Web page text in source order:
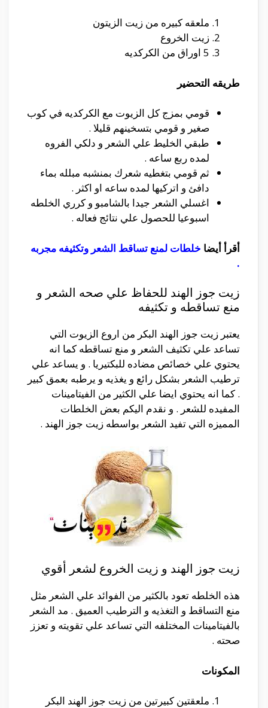
ملعقه كبيره من زيت الزيتون
زيت الخروع
5 اوراق من الكركديه
طريقه التحضير
قومي بمزج كل الزيوت مع الكركديه في كوب
صغير و قومي بتسخينهم قليلا .
طبقي الخليط علي الشعر و دلكي الفروه
لمده ربع ساعه .
ثم قومي بتغطيه شعرك بمنشبه مبلله بماء
دافئ و اتركيها لمده ساعه او اكثر .
اغسلي الشعر جيدا بالشامبو و كرري الخلطه
اسبوعيا للحصول علي نتائج فعاله .
أقرأ أيضا خلطات لمنع تساقط الشعر وتكثيفه مجربه
.
زيت جوز الهند للحفاظ علي صحه الشعر و
منع تساقطه و تكثيفه
يعتبر زيت جوز الهند البكر من اروع الزيوت التي
تساعد علي تكثيف الشعر و منع تساقطه كما انه
يحتوي علي خصائص مضاده للبكتيريا . و يساعد علي
ترطيب الشعر بشكل رائع و يغذيه و يرطبه بعمق كبير
. كما انه يحتوي ايضا علي الكثير من الفيتامينات
المفيده للشعر . و نقدم اليكم بعض الخلطات
المميزه التي تفيد الشعر بواسطه زيت جوز الهند .
زيت جوز الهند و زيت الخروع لشعر أقوي
هذه الخلطه تعود بالكثير من الفوائد علي الشعر مثل
منع التساقط و التغذيه و الترطيب العميق . مد الشعر
بالفيتامينات المختلفه التي تساعد علي تقويته و تعزز
صحته .
المكونات
ملعقتين كبيرتين من زيت جوز الهند البكر